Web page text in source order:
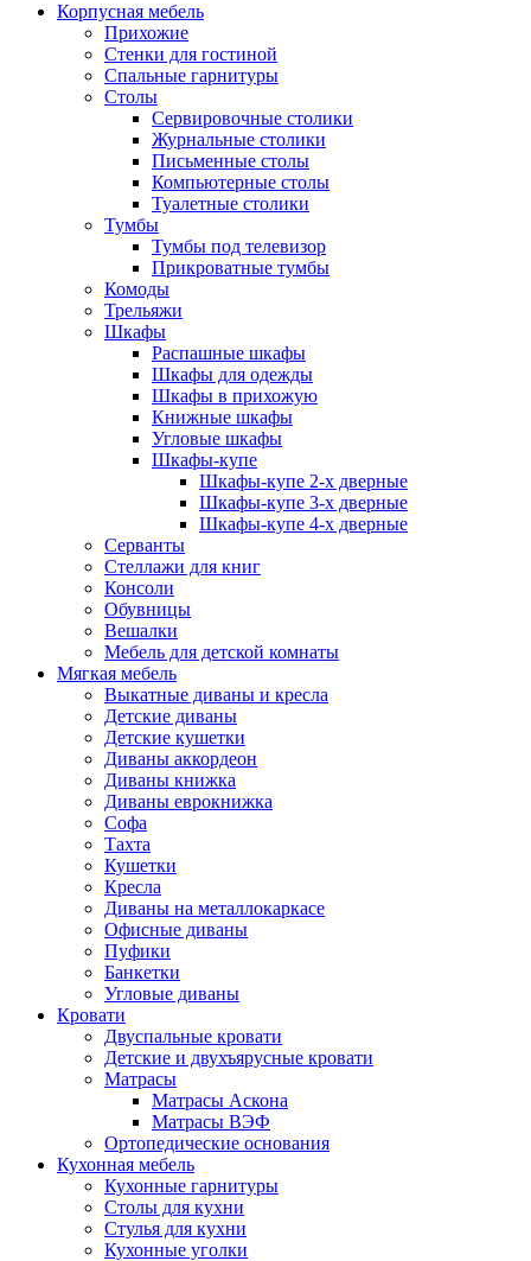
Корпусная мебель
Прихожие
Стенки для гостиной
Спальные гарнитуры
Столы
Сервировочные столики
Журнальные столики
Письменные столы
Компьютерные столы
Туалетные столики
Тумбы
Тумбы под телевизор
Прикроватные тумбы
Комоды
Трельяжи
Шкафы
Распашные шкафы
Шкафы для одежды
Шкафы в прихожую
Книжные шкафы
Угловые шкафы
Шкафы-купе
Шкафы-купе 2-x дверные
Шкафы-купе 3-х дверные
Шкафы-купе 4-х дверные
Серванты
Стеллажи для книг
Консоли
Обувницы
Вешалки
Мебель для детской комнаты
Мягкая мебель
Выкатные диваны и кресла
Детские диваны
Детские кушетки
Диваны аккордеон
Диваны книжка
Диваны еврокнижка
Софа
Тахта
Кушетки
Кресла
Диваны на металлокаркасе
Офисные диваны
Пуфики
Банкетки
Угловые диваны
Кровати
Двуспальные кровати
Детские и двухъярусные кровати
Матрасы
Матрасы Аскона
Матрасы ВЭФ
Ортопедические основания
Кухонная мебель
Кухонные гарнитуры
Столы для кухни
Стулья для кухни
Кухонные уголки